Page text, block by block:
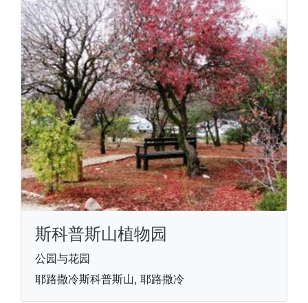
斯科普斯山植物园
公园与花园
耶路撒冷斯科普斯山, 耶路撒冷